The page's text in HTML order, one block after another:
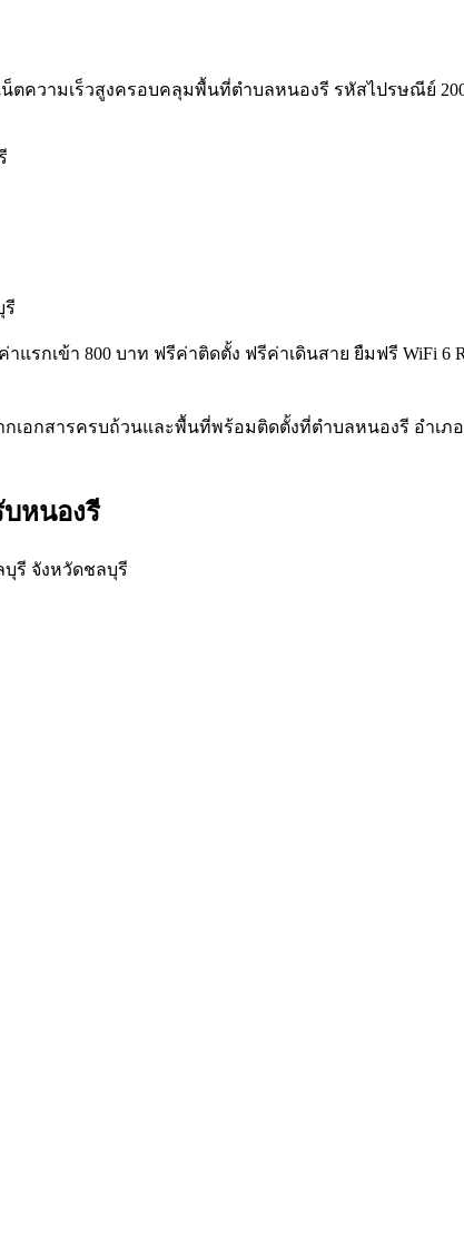
น็ตความเร็วสูงครอบคลุมพื้นที่ตำบลหนองรี รหัสไปรษณีย์
รี
าแรกเข้า 800 บาท ฟรีค่าติดตั้ง ฟรีค่าเดินสาย ยืมฟรี
กเอกสารครบถ้วนและพื้นที่พร้อมติดตั้งที่ตำบลหนองรี อำเ
บหนองรี
บุรี จังหวัดชลบุรี